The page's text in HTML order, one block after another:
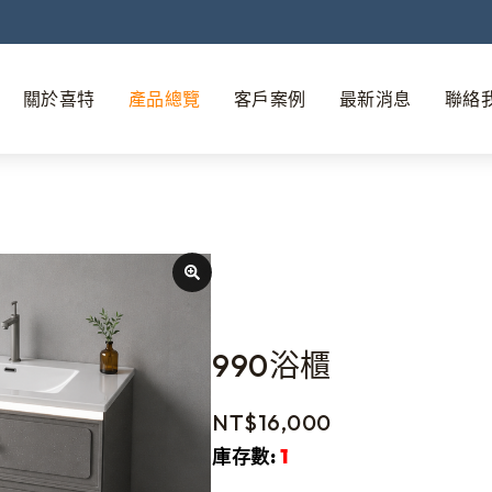
關於喜特 產品總覽 客戶案例 最新消息 聯絡
990浴櫃
NT$16,000
庫存數:1